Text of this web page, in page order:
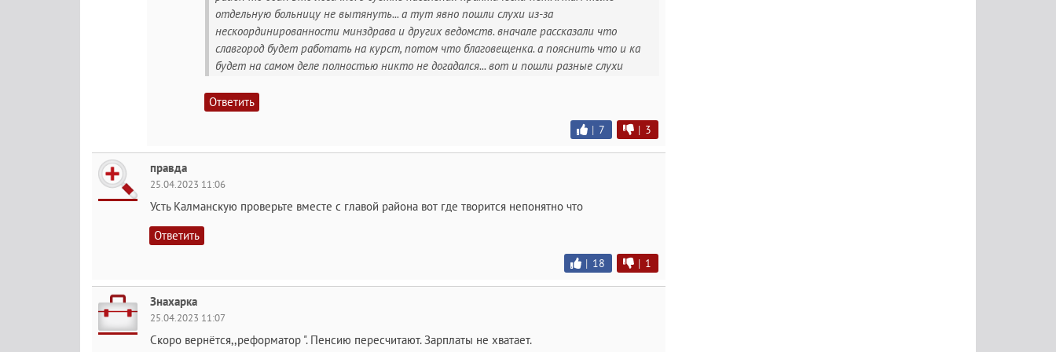
отдельную больницу не вытянуть... а тут явно пошли слухи из-за
нескоординированности минздрава и других ведомств. вначале рассказали что
славгород будет работать на курст, потом что благовещенка. а пояснить что и ка
будет на самом деле полностью никто не догадался... вот и пошли разные слухи
Ответить
| 7 | 3
правда
25.04.2023 11:06
Усть Калманскую проверьте вместе с главой района вот где творится непонятно что
Ответить
| 18 | 1
Знахарка
25.04.2023 11:07
Скоро вернётся,,реформатор ". Пенсию пересчитают. Зарплаты не хватает.